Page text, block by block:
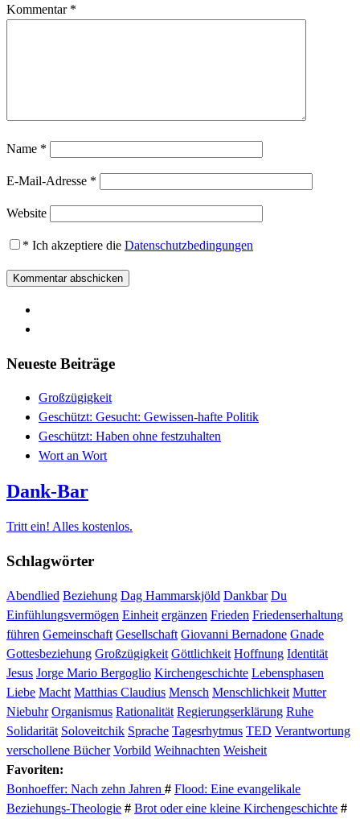
Kommentar *
Name *
E-Mail-Adresse *
Website
* Ich akzeptiere die Datenschutzbedingungen
Neueste Beiträge
Großzügigkeit
Geschützt: Gesucht: Gewissen-hafte Politik
Geschützt: Haben ohne festzuhalten
Wort an Wort
Dank-Bar
Tritt ein! Alles kostenlos.
Schlagwörter
Abendlied Beziehung Dag Hammarskjöld Dankbar Du
Einfühlungsvermögen Einheit ergänzen Frieden Friedenserhaltung
führen Gemeinschaft Gesellschaft Giovanni Bernadone Gnade
Gottesbeziehung Großzügigkeit Göttlichkeit Hoffnung Identität
Jesus Jorge Mario Bergoglio Kirchengeschichte Lebensphasen
Liebe Macht Matthias Claudius Mensch Menschlichkeit Mutter
Niebuhr Organismus Rationalität Regierungserklärung Ruhe
Solidarität Soloveitchik Sprache Tagesrhytmus TED Verantwortung
verschollene Bücher Vorbild Weihnachten Weisheit
Favoriten:
Bonhoeffer: Nach zehn Jahren # Flood: Eine evangelikale
Beziehungs-Theologie # Brot oder eine kleine Kirchengeschichte #